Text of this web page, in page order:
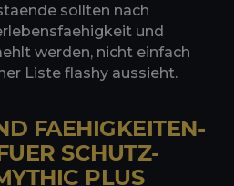
sollten nach
und
werden, nicht einfach
Liste flashy aussieht.
FAEHIGKEITEN-
SCHUTZ-
PLUS